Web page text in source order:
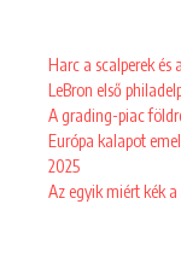
Harc a scalperek és
LeBron első
A grading-piac
Európa kalapot
2025
Az egyik miért kék